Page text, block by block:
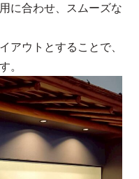
に合わせ、スムーズな
アウトとすることで、
。